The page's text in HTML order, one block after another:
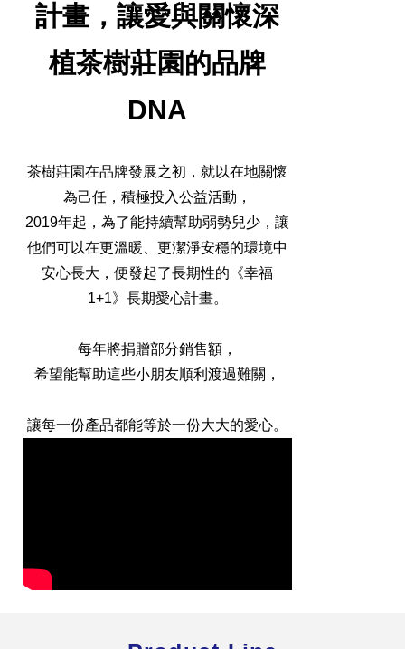
股東服務
查詢即時股價與歷年股利資訊
人才招募
人，是花仙子企業最珍視的重要資產
計畫，讓愛與關懷深
植茶樹莊園的品牌
DNA
茶樹莊園在品牌發展之初，就以在地關懷
為己任，積極投入公益活動，
2019年起，為了能持續幫助弱勢兒少，讓
他們可以在更溫暖、更潔淨安穩的環境中
安心長大，便發起了長期性的《幸福
1+1》長期愛心計畫。
每年將捐贈部分銷售額，
希望能幫助這些小朋友順利渡過難關，
讓每一份產品都能等於一份大大的愛心。